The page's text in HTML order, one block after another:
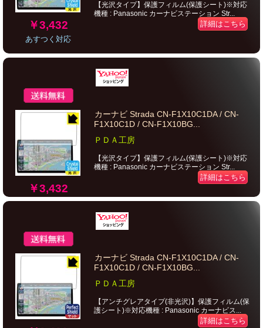
￥3,432
あすつく対応
【光沢タイプ】保護フィルム(保護シート)※対応
機種 : Panasonic カーナビステーション Str...
詳細はこちら
￥3,432
カーナビ Strada CN-F1X10C1DA / CN-
F1X10C1D / CN-F1X10BG...
ＰＤＡ工房
【光沢タイプ】保護フィルム(保護シート)※対応
機種 : Panasonic カーナビステーション Str...
詳細はこちら
カーナビ Strada CN-F1X10C1DA / CN-
F1X10C1D / CN-F1X10BG...
ＰＤＡ工房
【アンチグレアタイプ(非光沢)】保護フィルム(保
護シート)※対応機種 : Panasonic カーナビス...
詳細はこちら